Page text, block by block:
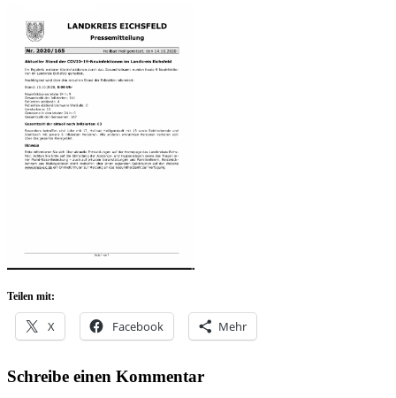
Teilen mit:
X Facebook Mehr
Schreibe einen Kommentar